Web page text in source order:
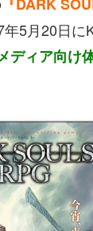
5月20日に
ディア向け